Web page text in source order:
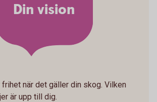
Din vision
frihet när det gäller din skog. Vilken
är upp till dig.